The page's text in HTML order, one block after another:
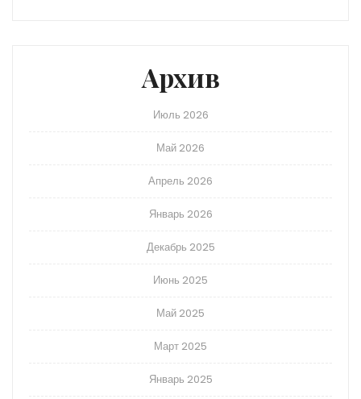
Архив
Июль 2026
Май 2026
Апрель 2026
Январь 2026
Декабрь 2025
Июнь 2025
Май 2025
Март 2025
Январь 2025